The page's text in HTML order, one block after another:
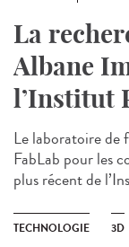
La
Albane
l’Institut
Le laboratoire de
FabLab pour les
plus récent de
TECHNOLOGIE 3D